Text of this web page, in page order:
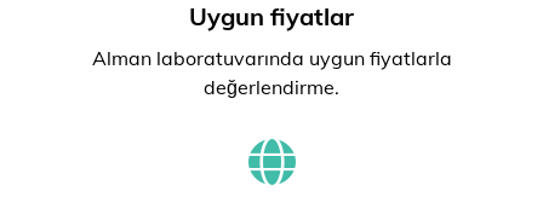
Uygun fiyatlar
Alman laboratuvarında uygun fiyatlarla
değerlendirme.